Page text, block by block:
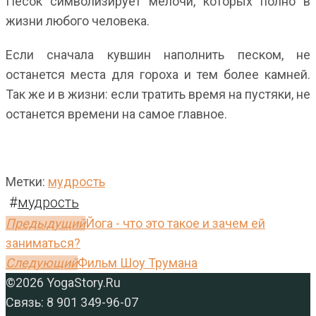
жизни любого человека.
Если сначала кувшин наполнить песком, не
останется места для гороха и тем более камней.
Так же и в жизни: если тратить время на пустяки, не
останется времени на самое главное.
Метки: мудрость
#мудрость
ПредыдущийЙога - что это такое и зачем ей
заниматься?
СледующийФильм Шоу Трумана
Вернуться
в
©2026 YogaStory.Ru
Связь: 8 901 349-96-07